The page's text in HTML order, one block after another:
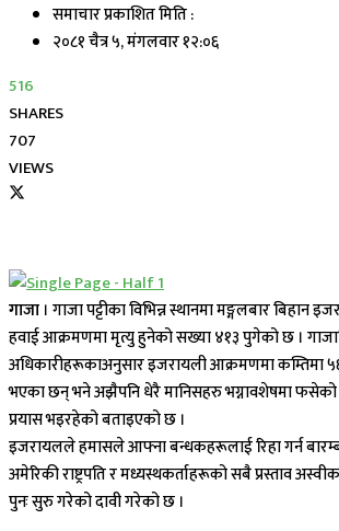
समाचार प्रकाशित मिति :
२०८१ चैत्र ५, मंगलवार १२:०६
516
SHARES
707
VIEWS
गाजा । गाजा पट्टीका विभिन्न स्थानमा मङ्गलबार बिहान
हवाई आक्रमणमा मृत्यु हुनेको सख्या ४१३ पुगेको छ ।
अधिकारीहरूकाअनुसार इजरायली आक्रमणमा कम्तिमा
भएका छन् भने अझैपनि धेरै मानिसहरु भग्नावशेषमा फसेको
प्रयास भइरहेको बताइएको छ ।
इजरायलले हमासले आफ्ना बन्धकहरूलाई रिहा गर्न
अमेरिकी राष्ट्रपति र मध्यस्थकर्ताहरूको सबै प्रस्ताव
पुनः सुरु गरेको दावी गरेको छ ।